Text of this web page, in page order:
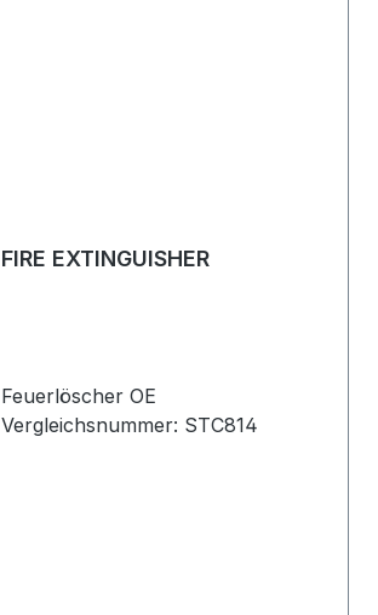
FIRE EXTINGUISHER
Feuerlöscher OE
Vergleichsnummer: STC814